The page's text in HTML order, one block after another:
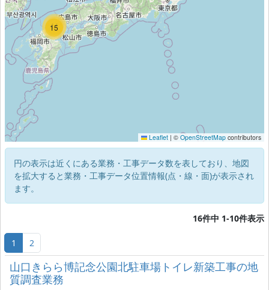
11
15
Leaflet | © OpenStreetMap contributors
円の表示は近くにある業務・工事データ数を表しており、地図
を拡大すると業務・工事データ位置情報(点・線・面)が表示され
ます。
16件中 1-10件表示
1 2
山口きらら博記念公園北駐車場トイレ新築工事の地
質調査業務